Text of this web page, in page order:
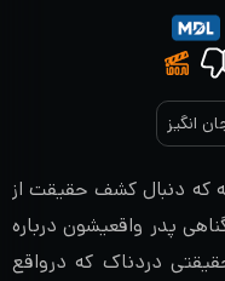
انگیز
که دنبال کشف حقیقت از
تا بی گناهی پدر واقعیشون درباره
دردناک که درواقع